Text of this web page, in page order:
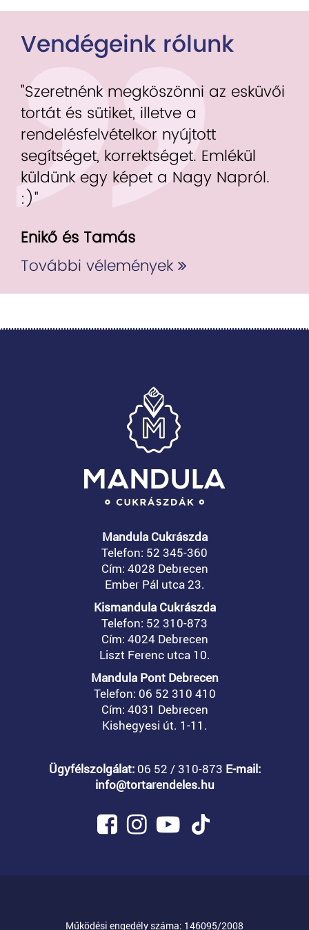
Vendégeink rólunk
"Szeretnénk megköszönni az esküvői
tortát és sütiket, illetve a
rendelésfelvételkor nyújtott
segítséget, korrektséget. Emlékül
küldünk egy képet a Nagy Napról.
:)"
Enikő és Tamás
További vélemények
Mandula Cukrászda
Telefon: 52 345-360
Cím: 4028 Debrecen
Ember Pál utca 23.
Kismandula Cukrászda
Telefon: 52 310-873
Cím: 4024 Debrecen
Liszt Ferenc utca 10.
Mandula Pont Debrecen
Telefon: 06 52 310 410
Cím: 4031 Debrecen
Kishegyesi út. 1-11.
Ügyfélszolgálat:06 52 / 310-873 E-mail:
info@tortarendeles.hu
Működési engedély száma: 146095/2008